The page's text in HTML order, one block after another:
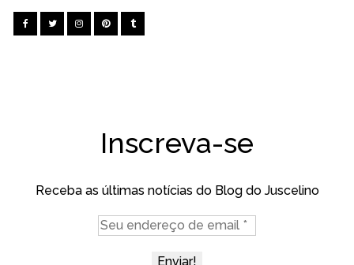
Inscreva-se
Receba as últimas notícias do Blog do Juscelino